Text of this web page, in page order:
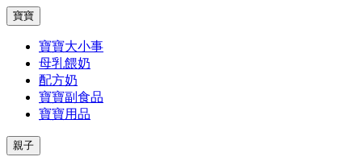
寶寶
寶寶大小事
母乳餵奶
配方奶
寶寶副食品
寶寶用品
親子